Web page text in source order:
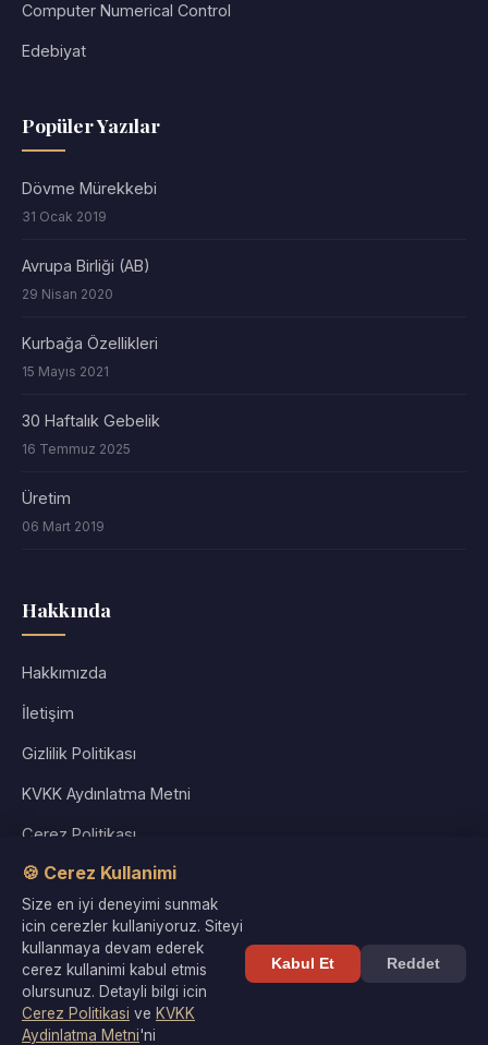
Computer Numerical Control
Edebiyat
Popüler Yazılar
Dövme Mürekkebi
31 Ocak 2019
Avrupa Birliği (AB)
29 Nisan 2020
Kurbağa Özellikleri
15 Mayıs 2021
30 Haftalık Gebelik
16 Temmuz 2025
Üretim
06 Mart 2019
Hakkında
Hakkımızda
İletişim
Gizlilik Politikası
KVKK Aydınlatma Metni
Çerez Politikası
Kullanım Koşulları
Site Haritası
© 2026 Kültür Denizi. Tüm hakları saklıdır. |
🍪 Cerez Kullanimi
Size en iyi deneyimi sunmak
icin cerezler kullaniyoruz. Siteyi
kullanmaya devam ederek
cerez kullanimi kabul etmis
olursunuz. Detayli bilgi icin
Cerez Politikasi ve KVKK
Aydinlatma Metni'ni
Kabul Et Reddet